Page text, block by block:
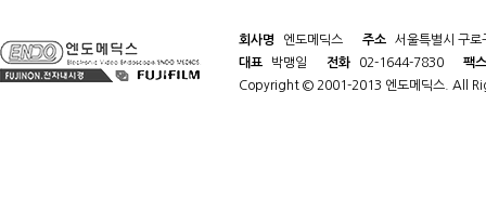
회사명 엔도메딕스 주소
서울특별시 구
대표
박맹일 전화 02-1644-7830
팩스
Copyright © 2001-2013 엔도메딕스. All